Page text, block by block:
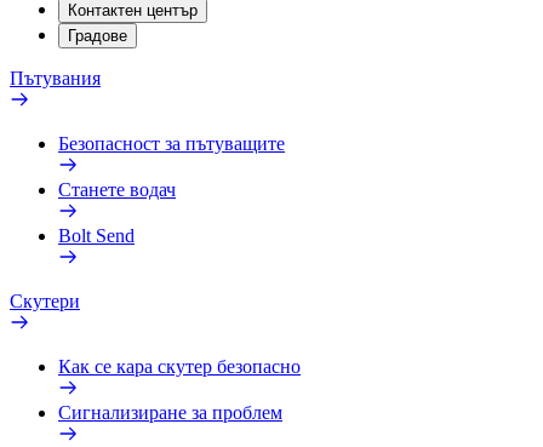
Контактен център
Градове
Пътувания
Безопасност за пътуващите
Станете водач
Bolt Send
Скутери
Как се кара скутер безопасно
Сигнализиране за проблем